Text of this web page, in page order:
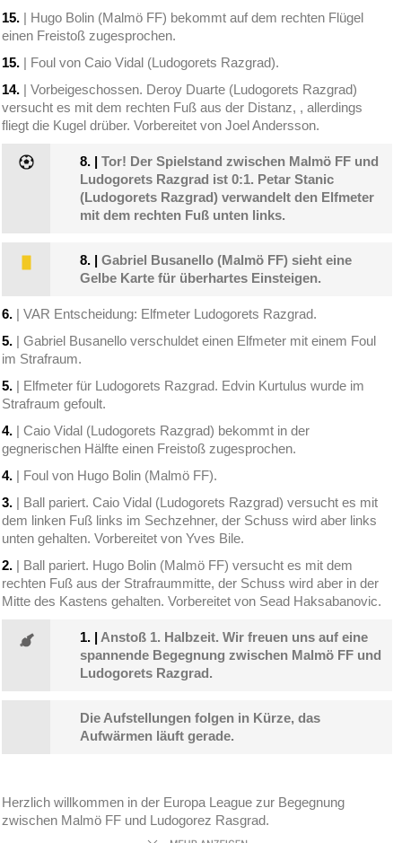
15. | Hugo Bolin (Malmö FF) bekommt auf dem rechten Flügel
einen Freistoß zugesprochen.
15. | Foul von Caio Vidal (Ludogorets Razgrad).
14. | Vorbeigeschossen. Deroy Duarte (Ludogorets Razgrad)
versucht es mit dem rechten Fuß aus der Distanz, , allerdings
fliegt die Kugel drüber. Vorbereitet von Joel Andersson.
8. |Tor! Der Spielstand zwischen Malmö FF und
Ludogorets Razgrad ist 0:1. Petar Stanic
(Ludogorets Razgrad) verwandelt den Elfmeter
mit dem rechten Fuß unten links.
8. |Gabriel Busanello (Malmö FF) sieht eine
Gelbe Karte für überhartes Einsteigen.
6. | VAR Entscheidung: Elfmeter Ludogorets Razgrad.
5. | Gabriel Busanello verschuldet einen Elfmeter mit einem Foul
im Strafraum.
5. | Elfmeter für Ludogorets Razgrad. Edvin Kurtulus wurde im
Strafraum gefoult.
4. | Caio Vidal (Ludogorets Razgrad) bekommt in der
gegnerischen Hälfte einen Freistoß zugesprochen.
4. | Foul von Hugo Bolin (Malmö FF).
3. | Ball pariert. Caio Vidal (Ludogorets Razgrad) versucht es mit
dem linken Fuß links im Sechzehner, der Schuss wird aber links
unten gehalten. Vorbereitet von Yves Bile.
2. | Ball pariert. Hugo Bolin (Malmö FF) versucht es mit dem
rechten Fuß aus der Strafraummitte, der Schuss wird aber in der
Mitte des Kastens gehalten. Vorbereitet von Sead Haksabanovic.
1. | Anstoß 1. Halbzeit. Wir freuen uns auf eine
spannende Begegnung zwischen Malmö FF und
Ludogorets Razgrad.
Die Aufstellungen folgen in Kürze, das
Aufwärmen läuft gerade.
Herzlich willkommen in der Europa League zur Begegnung
zwischen Malmö FF und Ludogorez Rasgrad.